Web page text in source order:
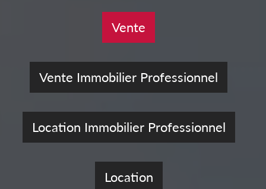
Vente
Vente Immobilier Professionnel
Location Immobilier Professionnel
Location